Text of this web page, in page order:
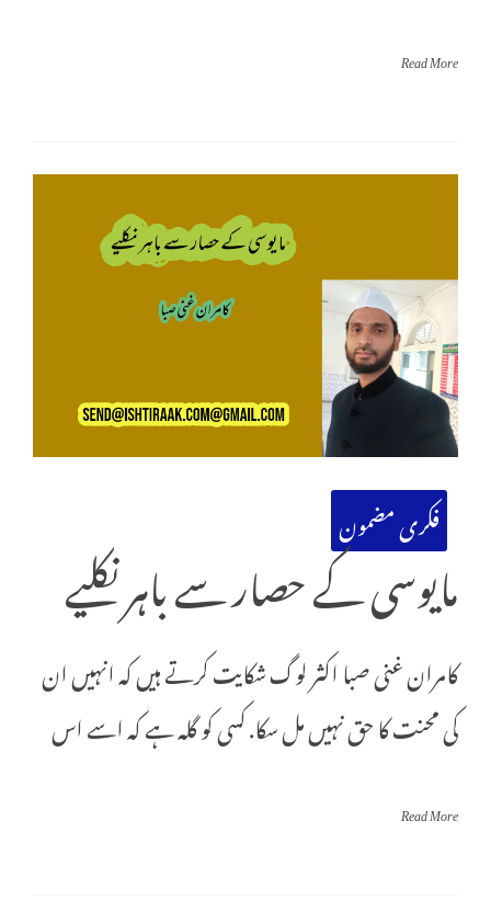
Read More
فکری مضمون
مایوسی کے حصار سے باہر نکلیے
کامران غنی صبا اکثر لوگ شکایت کرتے ہیں کہ انہیں ان
کی محنت کا حق نہیں مل سکا. کسی کو گلہ ہے کہ اسے اس
Read More